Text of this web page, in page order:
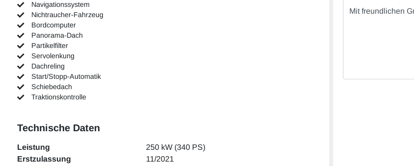
Navigationssystem
Nichtraucher-Fahrzeug
Bordcomputer
Panorama-Dach
Partikelfilter
Servolenkung
Dachreling
Start/Stopp-Automatik
Schiebedach
Traktionskontrolle
Technische Daten
Leistung
250 kW (340 PS)
Erstzulassung
11/2021